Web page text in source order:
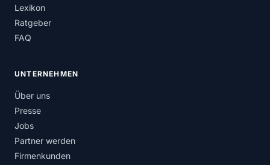
Lexikon
Ratgeber
FAQ
UNTERNEHMEN
Über uns
Presse
Jobs
Partner werden
Firmenkunden